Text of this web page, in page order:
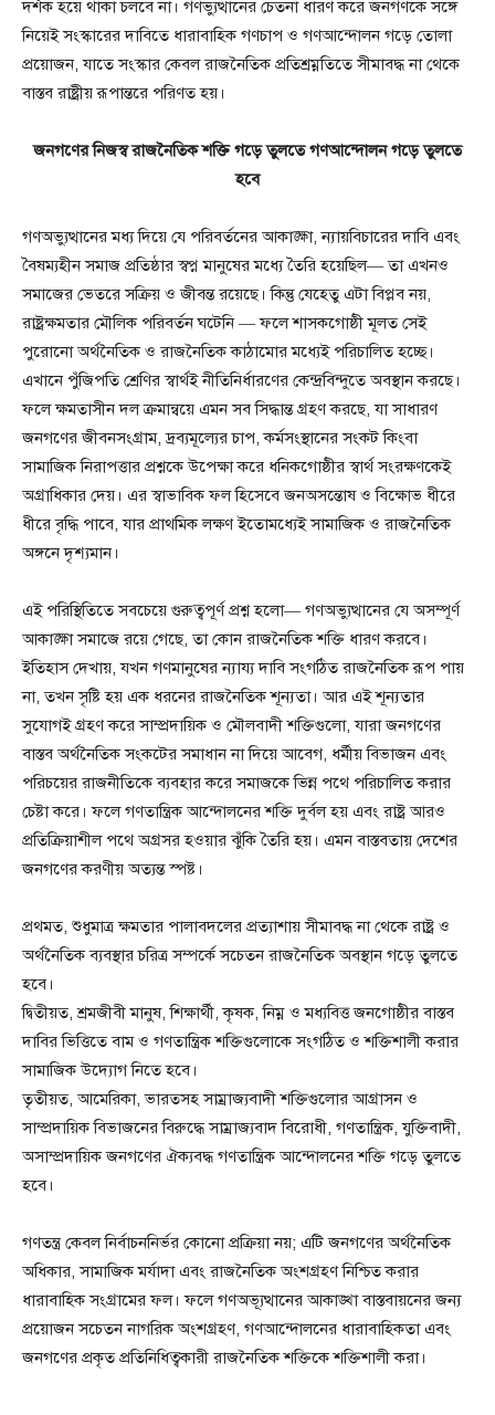
দর্শক হয়ে থাকা চলবে না। গণভ্যুত্থানের চেতনা ধারণ করে জনগণকে সঙ্গে
নিয়েই সংস্কারের দাবিতে ধারাবাহিক গণচাপ ও গণআন্দোলন গড়ে তোলা
প্রয়োজন, যাতে সংস্কার কেবল রাজনৈতিক প্রতিশ্রম্নতিতে সীমাবদ্ধ না থেকে
বাস্তব রাষ্ট্রীয় রূপান্তরে পরিণত হয়।
জনগণের নিজস্ব রাজনৈতিক শক্তি গড়ে তুলতে গণআন্দোলন গড়ে তুলতে
হবে
গণঅভ্যুত্থানের মধ্য দিয়ে যে পরিবর্তনের আকাঙ্ক্ষা, ন্যায়বিচারের দাবি এবং
বৈষম্যহীন সমাজ প্রতিষ্ঠার স্বপ্ন মানুষের মধ্যে তৈরি হয়েছিল— তা এখনও
সমাজের ভেতরে সক্রিয় ও জীবন্ত রয়েছে। কিন্তু যেহেতু এটা বিপ্লব নয়,
রাষ্ট্রক্ষমতার মৌলিক পরিবর্তন ঘটেনি — ফলে শাসকগোষ্ঠী মূলত সেই
পুরোনো অর্থনৈতিক ও রাজনৈতিক কাঠামোর মধ্যেই পরিচালিত হচ্ছে।
এখানে পুঁজিপতি শ্রেণির স্বার্থই নীতিনির্ধারণের কেন্দ্রবিন্দুতে অবস্থান করছে।
ফলে ক্ষমতাসীন দল ক্রমান্বয়ে এমন সব সিদ্ধান্ত গ্রহণ করছে, যা সাধারণ
জনগণের জীবনসংগ্রাম, দ্রব্যমূল্যের চাপ, কর্মসংস্থানের সংকট কিংবা
সামাজিক নিরাপত্তার প্রশ্নকে উপেক্ষা করে ধনিকগোষ্ঠীর স্বার্থ সংরক্ষণকেই
অগ্রাধিকার দেয়। এর স্বাভাবিক ফল হিসেবে জনঅসন্তোষ ও বিক্ষোভ ধীরে
ধীরে বৃদ্ধি পাবে, যার প্রাথমিক লক্ষণ ইতোমধ্যেই সামাজিক ও রাজনৈতিক
অঙ্গনে দৃশ্যমান।
এই পরিস্থিতিতে সবচেয়ে গুরুত্বপূর্ণ প্রশ্ন হলো— গণঅভ্যুত্থানের যে অসম্পূর্ণ
আকাঙ্ক্ষা সমাজে রয়ে গেছে, তা কোন রাজনৈতিক শক্তি ধারণ করবে।
ইতিহাস দেখায়, যখন গণমানুষের ন্যায্য দাবি সংগঠিত রাজনৈতিক রূপ পায়
না, তখন সৃষ্টি হয় এক ধরনের রাজনৈতিক শূন্যতা। আর এই শূন্যতার
সুযোগই গ্রহণ করে সাম্প্রদায়িক ও মৌলবাদী শক্তিগুলো, যারা জনগণের
বাস্তব অর্থনৈতিক সংকটের সমাধান না দিয়ে আবেগ, ধর্মীয় বিভাজন এবং
পরিচয়ের রাজনীতিকে ব্যবহার করে সমাজকে ভিন্ন পথে পরিচালিত করার
চেষ্টা করে। ফলে গণতান্ত্রিক আন্দোলনের শক্তি দুর্বল হয় এবং রাষ্ট্র আরও
প্রতিক্রিয়াশীল পথে অগ্রসর হওয়ার ঝুঁকি তৈরি হয়। এমন বাস্তবতায় দেশের
জনগণের করণীয় অত্যন্ত স্পষ্ট।
প্রথমত, শুধুমাত্র ক্ষমতার পালাবদলের প্রত্যাশায় সীমাবদ্ধ না থেকে রাষ্ট্র ও
অর্থনৈতিক ব্যবস্থার চরিত্র সম্পর্কে সচেতন রাজনৈতিক অবস্থান গড়ে তুলতে
হবে।
দ্বিতীয়ত, শ্রমজীবী মানুষ, শিক্ষার্থী, কৃষক, নিম্ন ও মধ্যবিত্ত জনগোষ্ঠীর বাস্তব
দাবির ভিত্তিতে বাম ও গণতান্ত্রিক শক্তিগুলোকে সংগঠিত ও শক্তিশালী করার
সামাজিক উদ্যোগ নিতে হবে।
তৃতীয়ত, আমেরিকা, ভারতসহ সাম্রাজ্যবাদী শক্তিগুলোর আগ্রাসন ও
সাম্প্রদায়িক বিভাজনের বিরুদ্ধে সাম্রাজ্যবাদ বিরোধী, গণতান্ত্রিক, যুক্তিবাদী,
অসাম্প্রদায়িক জনগণের ঐক্যবদ্ধ গণতান্ত্রিক আন্দোলনের শক্তি গড়ে তুলতে
হবে।
গণতন্ত্র কেবল নির্বাচননির্ভর কোনো প্রক্রিয়া নয়; এটি জনগণের অর্থনৈতিক
অধিকার, সামাজিক মর্যাদা এবং রাজনৈতিক অংশগ্রহণ নিশ্চিত করার
ধারাবাহিক সংগ্রামের ফল। ফলে গণঅভ্যূত্থানের আকাঙ্খা বাস্তবায়নের জন্য
প্রয়োজন সচেতন নাগরিক অংশগ্রহণ, গণআন্দোলনের ধারাবাহিকতা এবং
জনগণের প্রকৃত প্রতিনিধিত্বকারী রাজনৈতিক শক্তিকে শক্তিশালী করা।